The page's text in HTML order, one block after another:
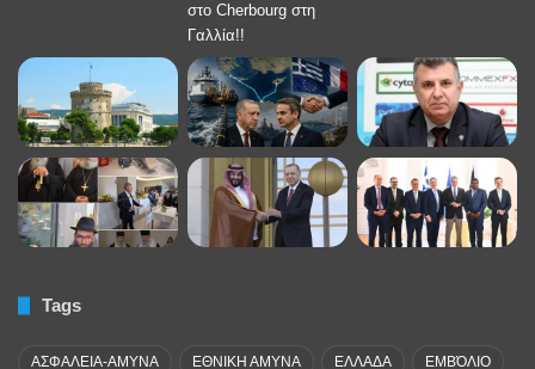
Tags
ΑΣΦΑΛΕΙΑ-ΑΜΥΝΑ ΕΘΝΙΚΗ ΑΜΥΝΑ ΕΛΛΑΔΑ ΕΜΒΌΛΙΟ